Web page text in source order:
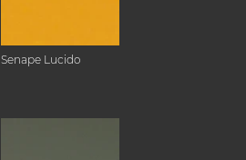
Senape Lucido